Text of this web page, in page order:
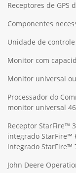
Receptores de GPS
Componentes
Unidade de
Monitor com
Monitor universal
Processador do
monitor universal
Receptor StarFire™
integrado StarFire™
integrado StarFire™
John Deere